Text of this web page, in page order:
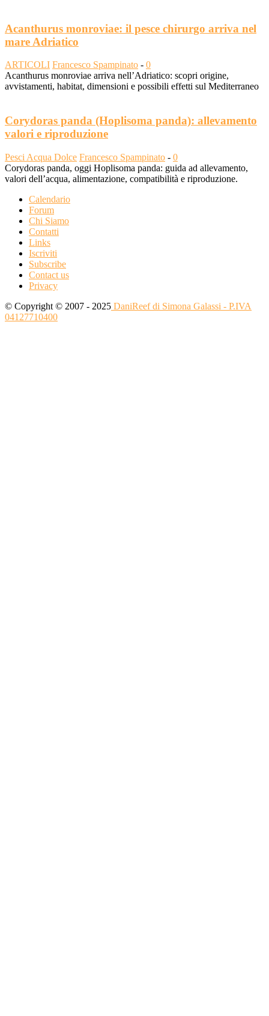
Acanthurus monroviae: il pesce chirurgo arriva nel
mare Adriatico
ARTICOLI Francesco Spampinato - 0
Acanthurus monroviae arriva nell’Adriatico: scopri origine,
avvistamenti, habitat, dimensioni e possibili effetti sul Mediterraneo
Corydoras panda (Hoplisoma panda): allevamento
valori e riproduzione
Pesci Acqua Dolce Francesco Spampinato - 0
Corydoras panda, oggi Hoplisoma panda: guida ad allevamento,
valori dell’acqua, alimentazione, compatibilità e riproduzione.
Calendario
Forum
Chi Siamo
Contatti
Links
Iscriviti
Subscribe
Contact us
Privacy
© Copyright © 2007 - 2025 DaniReef di Simona Galassi - P.IVA
04127710400